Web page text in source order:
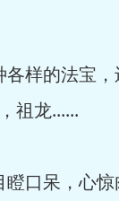
的法宝，
祖龙......
呆，心惊